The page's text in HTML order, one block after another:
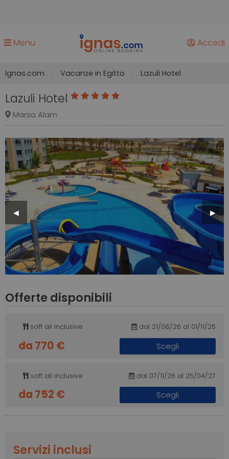
Menu Accedi
Ignas.com Vacanze in Egitto Lazuli Hotel
Lazuli Hotel
Marsa Alam
Previous
Slide
◀︎ Next
Slide
▶︎
Offerte disponibili
soft all inclusive dal 21/08/26 al 01/11/26
da 770 € Scegli
soft all inclusive dal 07/11/26 al 25/04/27
da 752 € Scegli
Servizi inclusi